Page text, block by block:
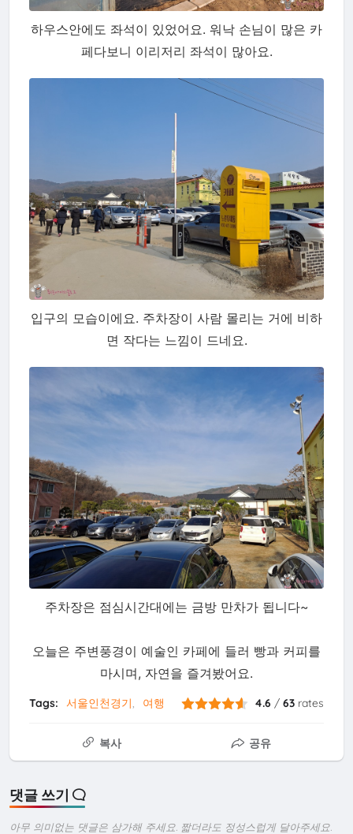
하우스안에도 좌석이 있었어요. 워낙 손님이 많은 카
페다보니 이리저리 좌석이 많아요.
입구의 모습이에요. 주차장이 사람 몰리는 거에 비하
면 작다는 느낌이 드네요.
주차장은 점심시간대에는 금방 만차가 됩니다~
오늘은 주변풍경이 예술인 카페에 들러 빵과 커피를
마시며, 자연을 즐겨봤어요.
Tags: 서울인천경기 여행 4.6 /63 rates
복사 공유
댓글 쓰기
아무 의미없는 댓글은 삼가해 주세요. 짧더라도 정성스럽게 달아주세요.